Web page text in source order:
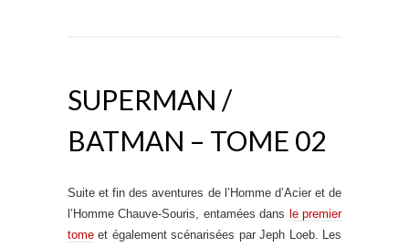
SUPERMAN /
BATMAN – TOME 02
Suite et fin des aventures de l’Homme d’Acier et de
l’Homme Chauve-Souris, entamées dans le premier
tome et également scénarisées par Jeph Loeb. Les